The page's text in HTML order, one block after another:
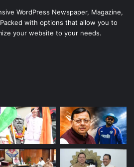
WordPress Newspaper, Magazine,
with options that allow you to
your website to your needs.